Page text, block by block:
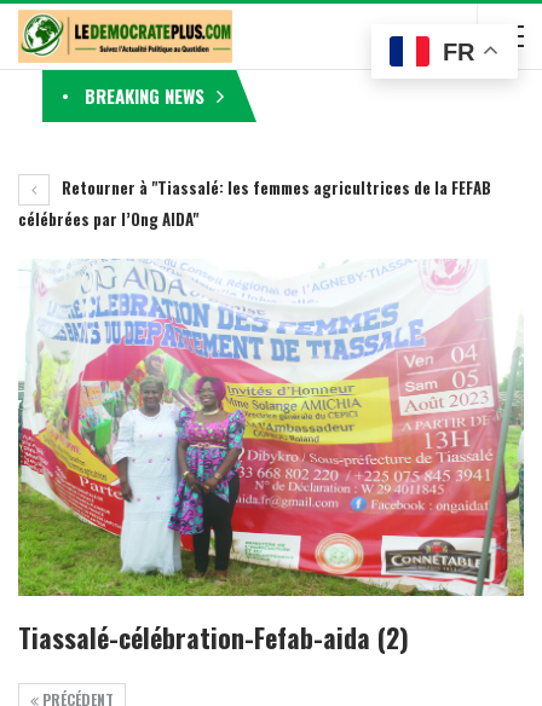
BREAKING NEWS
Retourner à "Tiassalé: les femmes agricultrices de la FEFAB
célébrées par l’Ong AIDA"
Tiassalé-célébration-Fefab-aida (2)
PRÉCÉDENT
FR